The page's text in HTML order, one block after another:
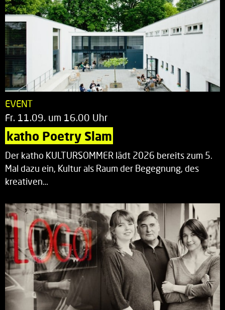
EVENT
Fr. 11.09. um 16.00 Uhr
katho Poetry Slam
Der katho KULTURSOMMER lädt 2026 bereits zum 5.
Mal dazu ein, Kultur als Raum der Begegnung, des
kreativen…